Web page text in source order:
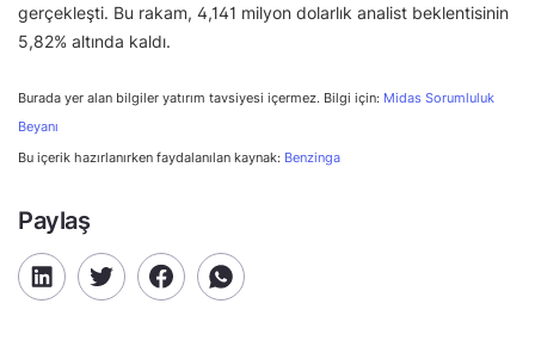
gerçekleşti. Bu rakam, 4,141 milyon dolarlık analist beklentisinin
5,82% altında kaldı.
Burada yer alan bilgiler yatırım tavsiyesi içermez. Bilgi için: Midas Sorumluluk
Beyanı
Bu içerik hazırlanırken faydalanılan kaynak: Benzinga
Paylaş